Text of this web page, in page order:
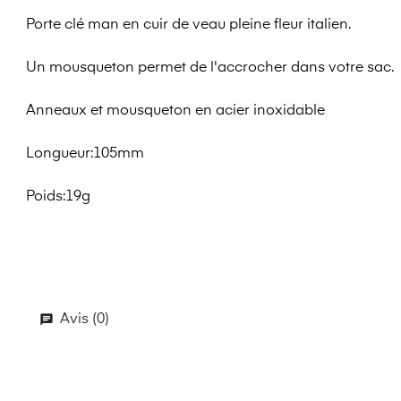
Porte clé man en cuir de veau pleine fleur italien.
Un mousqueton permet de l'accrocher dans votre sac.
Anneaux et mousqueton en acier inoxidable
Longueur:105mm
Poids:19g
Avis (0)